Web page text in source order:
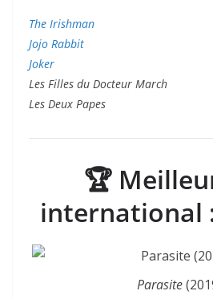
The Irishman
Jojo Rabbit
Joker
Les Filles du Docteur March
Les Deux Papes
🏆
international
Parasite